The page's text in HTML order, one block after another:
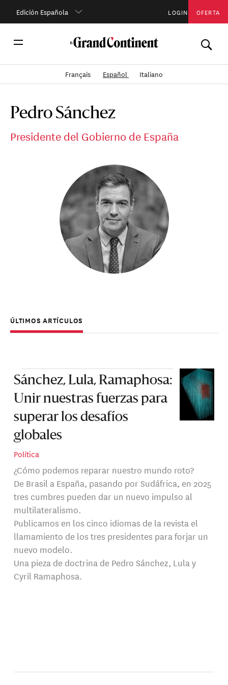
Edición Española LOGIN OFERTA
Français Español Italiano
Pedro Sánchez
Presidente del Gobierno de España
ÚLTIMOS ARTÍCULOS
Sánchez, Lula, Ramaphosa:
Unir nuestras fuerzas para
superar los desafíos
globales
Política
¿Cómo podemos reparar nuestro mundo roto?
De Brasil a España, pasando por Sudáfrica, en 2025
tres cumbres pueden dar un nuevo impulso al
multilateralismo.
Publicamos en los cinco idiomas de la revista el
llamamiento de los tres presidentes para forjar un
nuevo modelo.
Una pieza de doctrina de Pedro Sánchez, Lula y
Cyril Ramaphosa.